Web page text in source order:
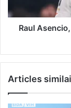
Raul
Articles